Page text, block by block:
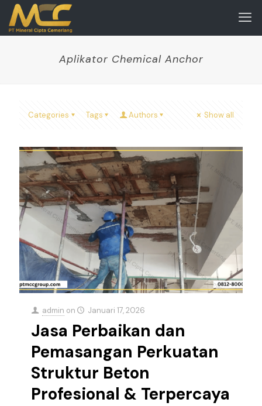
Aplikator Chemical Anchor
Categories Tags Authors Show all
admin on Januari 17, 2026
Jasa Perbaikan dan
Pemasangan Perkuatan
Struktur Beton
Profesional & Terpercaya